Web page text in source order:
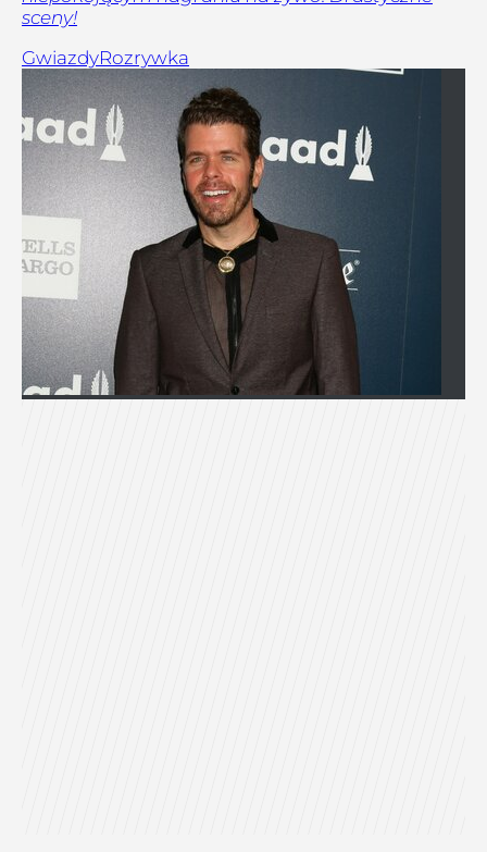
sceny!
GwiazdyRozrywka